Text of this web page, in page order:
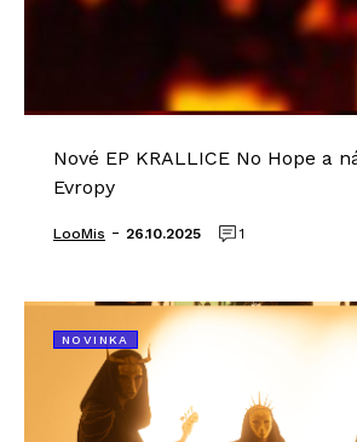
Nové EP KRALLICE No Hope a
Evropy
LooMis - 26.10.2025 1
NOVINKA